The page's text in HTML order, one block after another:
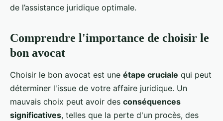
de l’assistance juridique optimale.
Comprendre l'importance de choisir le
bon avocat
Choisir le bon avocat est une étape cruciale qui peut
déterminer l'issue de votre affaire juridique. Un
mauvais choix peut avoir des conséquences
significatives, telles que la perte d'un procès, des